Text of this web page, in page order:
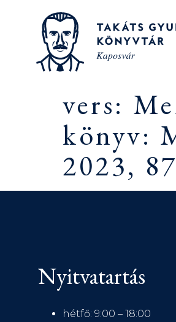
vers:
könyv:
2023,
Nyitvatartás
hétfő: 9:00 – 18:00